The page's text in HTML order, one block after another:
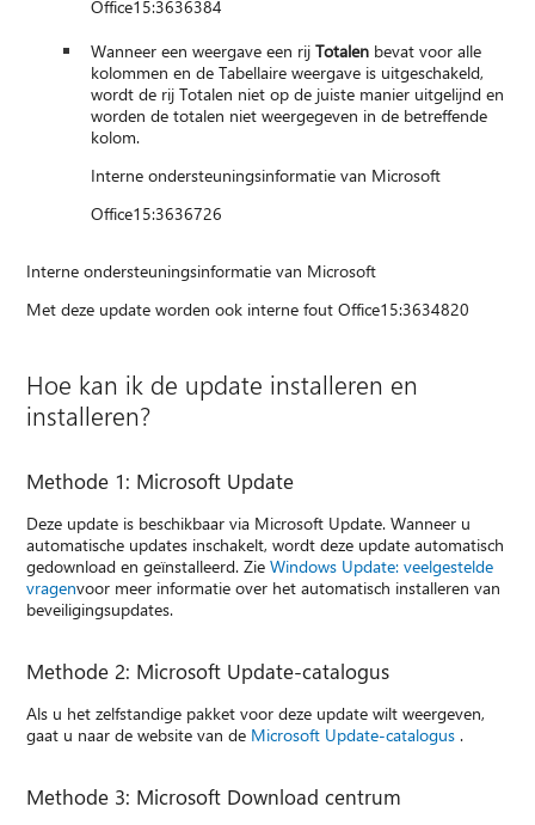
Office15:3636384
Wanneer een weergave een rijTotalen bevat voor alle
kolommen en de Tabellaire weergave is uitgeschakeld,
wordt de rij Totalen niet op de juiste manier uitgelijnd en
worden de totalen niet weergegeven in de betreffende
kolom.
Interne ondersteuningsinformatie van Microsoft
Office15:3636726
Interne ondersteuningsinformatie van Microsoft
Met deze update worden ook interne fout Office15:3634820
Hoe kan ik de update installeren en
installeren?
Methode 1: Microsoft Update
Deze update is beschikbaar via Microsoft Update. Wanneer u
automatische updates inschakelt, wordt deze update automatisch
gedownload en geïnstalleerd. ZieWindows Update: veelgestelde
vragenvoor meer informatie over het automatisch installeren van
beveiligingsupdates.
Methode 2: Microsoft Update-catalogus
Als u het zelfstandige pakket voor deze update wilt weergeven,
gaat u naar de website van de Microsoft Update-catalogus .
Methode 3: Microsoft Download centrum